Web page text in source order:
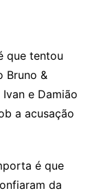
que tentou
Bruno &
e Damião
a acusação
é que
da